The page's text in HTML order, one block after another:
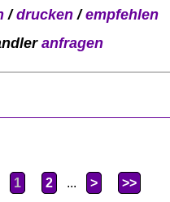
/drucken/empfehlen
anfragen
1 2 ... > >>